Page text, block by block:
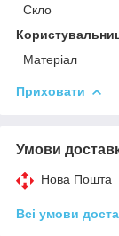
Скло
Матеріал
Приховати
Умови
Нова Пошта
Всі умови